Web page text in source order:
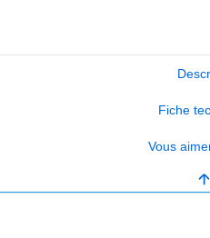
Fiche
Vous